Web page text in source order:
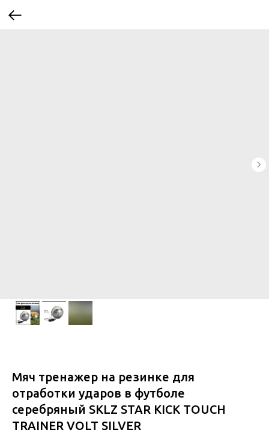
Мяч тренажер на резинке для
отработки ударов в футболе
серебряный SKLZ STAR KICK TOUCH
TRAINER VOLT SILVER